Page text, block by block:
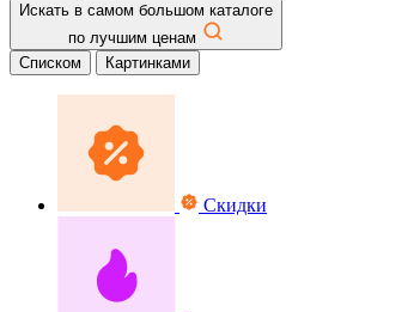
Искать в самом большом каталоге
по лучшим ценам
Списком
Картинками
Скидки